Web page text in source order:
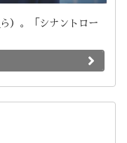
ら）。「シナントロー